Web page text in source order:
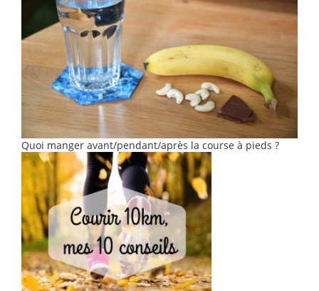
Quoi manger avant/pendant/après la course à pieds ?